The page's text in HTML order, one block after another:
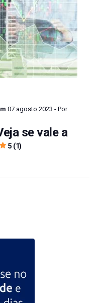
07 agosto 2023 - Por
se vale a
5 (1)